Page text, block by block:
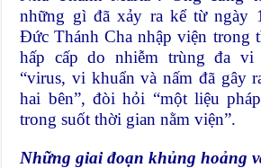
những gì đã xảy ra kể từ ngày
Đức Thánh Cha nhập viện trong
hấp cấp do nhiễm trùng đa vi
“virus, vi khuẩn và nấm đã gây
hai bên”, đòi hỏi “một liệu
trong suốt thời gian nằm viện”.
Những giai đoạn khủng hoảng